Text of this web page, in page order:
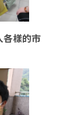
各樣的市